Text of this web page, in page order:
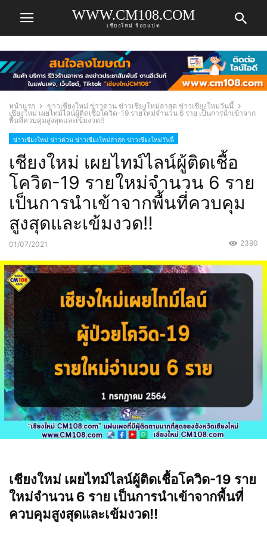
WWW.CM108.COM
เชียงใหม่ ร้อยแปด
หน้าแรก
ข่าวเชียงใหม่ ข่าวด่วน ข่าวเชียงใหม่ล่าสุด ข่าวเชียงใหม่วันนี้
เชียงใหม่ เผยไทม์ไลน์ผู้ติดเชื้อโควิด-19 รายใหม่จำนวน 6 ราย เป็นการนำเข้าจาก
พื้นที่ควบคุมสูงสุดและเข้มงวด‼
ข่าวเชียงใหม่ ข่าวด่วน ข่าวเชียงใหม่ล่าสุด ข่าวเชียงใหม่วันนี้
เชียงใหม่ เผยไทม์ไลน์ผู้ติดเชื้อ
โควิด-19 รายใหม่จำนวน 6 ราย
เป็นการนำเข้าจากพื้นที่ควบคุม
สูงสุดและเข้มงวด‼
01/07/2021 2390
เชียงใหม่ เผยไทม์ไลน์ผู้ติดเชื้อโควิด-19 ราย
ใหม่จำนวน 6 ราย เป็นการนำเข้าจากพื้นที่
ควบคุมสูงสุดและเข้มงวด‼